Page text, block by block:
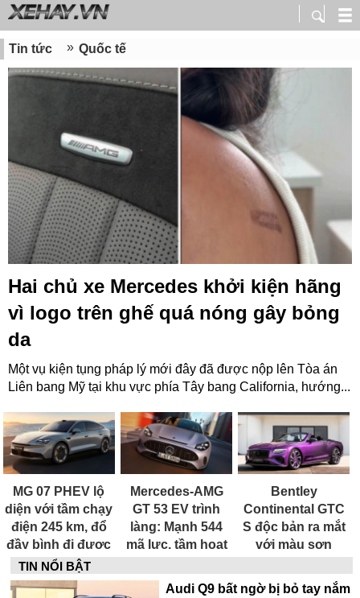
Tin tức Quốc tế
Hai chủ xe Mercedes khởi kiện hãng
vì logo trên ghế quá nóng gây bỏng
da
Một vụ kiện tụng pháp lý mới đây đã được nộp lên Tòa án
Liên bang Mỹ tại khu vực phía Tây bang California, hướng...
MG 07 PHEV lộ
diện với tầm chạy
điện 245 km, đổ
đầy bình đi được
tới 1.745 km
Mercedes-AMG
GT 53 EV trình
làng: Mạnh 544
mã lực, tầm hoạt
Bentley
Continental GTC
S độc bản ra mắt
với màu sơn
sắc đặc biệt
TIN NỔI BẬT
Audi Q9 bất ngờ bị bỏ tay nắm